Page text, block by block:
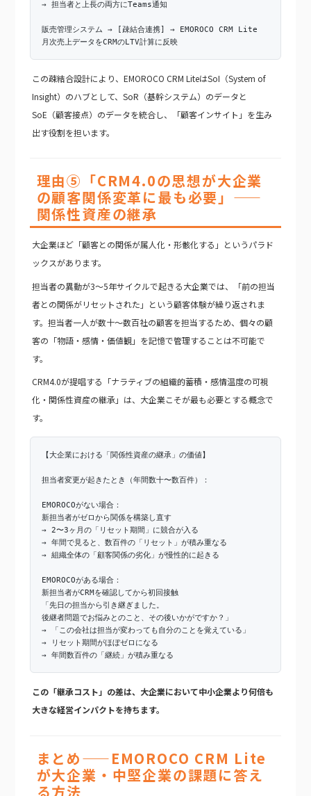
→ 担当者と上長の両方にTeams通知
販売管理システム → [疎結合連携] → EMOROCO CRM Lite
月次売上データをCRMのLTV計算に反映
この疎結合設計により、EMOROCO CRM LiteはSoI（System of
Insight）のハブとして、SoR（基幹システム）のデータと
SoE（顧客接点）のデータを統合し、「顧客インサイト」を生み
出す役割を担います。
理由⑤「CRM4.0の思想が大企業
の顧客関係変革に最も必要」——
関係性資産の継承
大企業ほど「顧客との関係が属人化・形骸化する」というパラド
ックスがあります。
担当者の異動が3〜5年サイクルで起きる大企業では、「前の担当
者との関係がリセットされた」という顧客体験が繰り返されま
す。担当者一人が数十〜数百社の顧客を担当するため、個々の顧
客の「物語・感情・価値観」を記憶で管理することは不可能で
す。
CRM4.0が提唱する「ナラティブの組織的蓄積・感情温度の可視
化・関係性資産の継承」は、大企業こそが最も必要とする概念で
す。
【大企業における「関係性資産の継承」の価値】
担当者変更が起きたとき（年間数十〜数百件）：
EMOROCOがない場合：
新担当者がゼロから関係を構築し直す
→ 2〜3ヶ月の「リセット期間」に競合が入る
→ 年間で見ると、数百件の「リセット」が積み重なる
→ 組織全体の「顧客関係の劣化」が慢性的に起きる
EMOROCOがある場合：
新担当者がCRMを確認してから初回接触
「先日の担当から引き継ぎました。
後継者問題でお悩みとのこと、その後いかがですか？」
→ 「この会社は担当が変わっても自分のことを覚えている」
→ リセット期間がほぼゼロになる
→ 年間数百件の「継続」が積み重なる
この「継承コスト」の差は、大企業において中小企業より何倍も
大きな経営インパクトを持ちます。
まとめ——EMOROCO CRM Lite
が大企業・中堅企業の課題に答え
る方法